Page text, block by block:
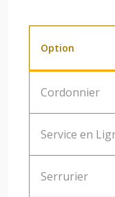
Option
Cordonnier
Service en
Serrurier